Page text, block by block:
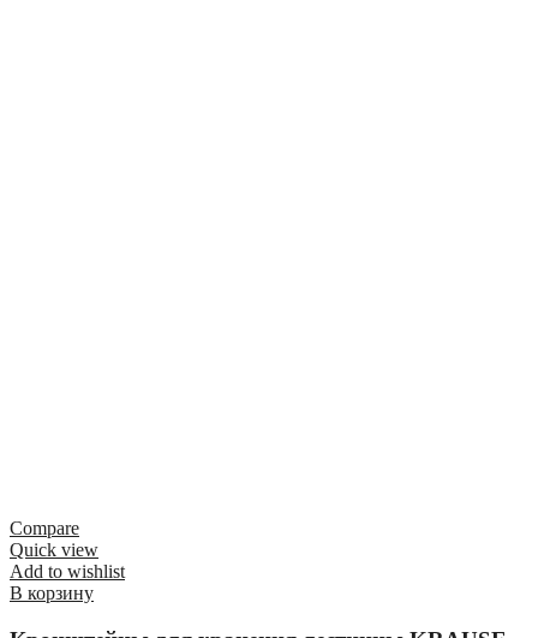
Compare
Quick view
Add to wishlist
В корзину